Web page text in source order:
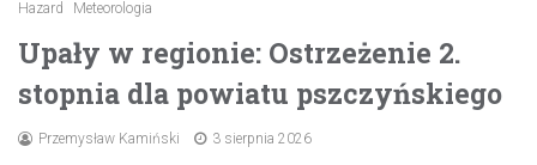
Hazard Meteorologia
Upały w regionie: Ostrzeżenie 2.
stopnia dla powiatu pszczyńskiego
Przemysław Kamiński 3 sierpnia 2026